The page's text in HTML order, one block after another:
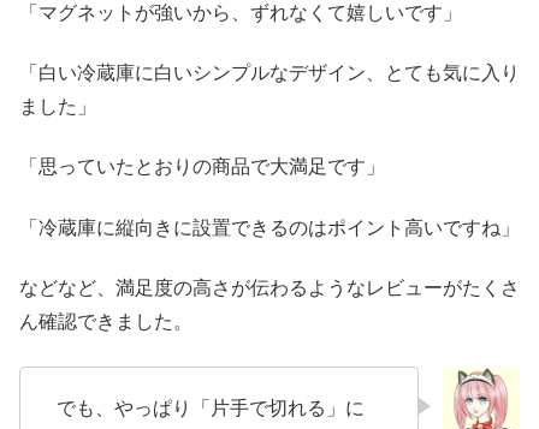
「マグネットが強いから、ずれなくて嬉しいです」
「白い冷蔵庫に白いシンプルなデザイン、とても気に入り
ました」
「思っていたとおりの商品で大満足です」
「冷蔵庫に縦向きに設置できるのはポイント高いですね」
などなど、満足度の高さが伝わるようなレビューがたくさ
ん確認できました。
でも、やっぱり「片手で切れる」に